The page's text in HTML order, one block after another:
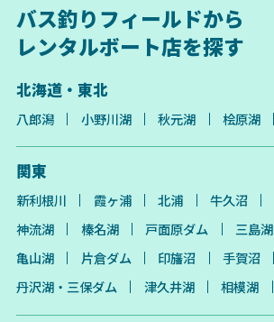
バス釣りフィールドから
レンタルボート店を探す
北海道・東北
八郎潟 小野川湖 秋元湖 桧原湖
関東
新利根川 霞ヶ浦 北浦 牛久沼
神流湖
榛名湖 戸面原ダム 三島湖
亀山湖
片倉ダム 印旛沼
手賀沼
丹沢湖・三保ダム
津久井湖 相模湖